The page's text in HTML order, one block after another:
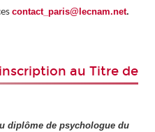
contact_paris@lecnam.net.
au Titre de
diplôme de psychologue du